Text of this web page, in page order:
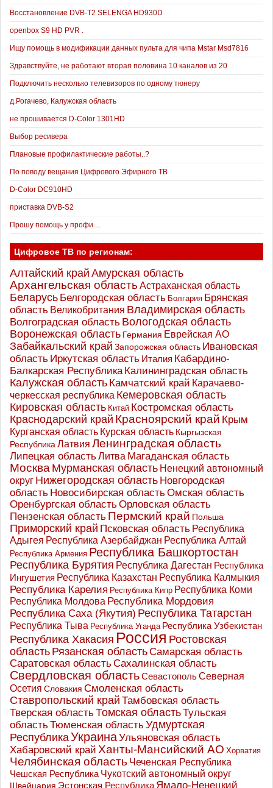
Восстановление DVB-T2 SELENGA HD930D
openbox S9 HD PVR .
Ищу помощь в модификации данных пульта для чипа Mstar Msd7816
Здравствуйте, не работают вторая половина 10 каналов из 20
Подключить несколько телевизоров по одному тюнеру
д.Рогачево, Калужская область
не прошивается D-Color 1301HD
Выбор ресивера
Плановые профилактические работы..?
По поводу вещания Цифрового Эфирного ТВ
D-Color DC910HD
приставка DVB-S2
Прошу помощь у профи....
Цифровое ТВ по регионам:
Алтайский край Амурская область
Архангельская область Астраханская область
Беларусь Белгородская область Болгария Брянская
область Великобритания Владимирская область
Волгоградская область Вологодская область
Воронежская область Германия Еврейская АО
Забайкальский край Запорожская область Ивановская
область Иркутская область Италия Кабардино-
Балкарская Республика Калининградская область
Калужская область Камчатский край Карачаево-
черкесская республика Кемеровская область
Кировская область Китай Костромская область
Краснодарский край Красноярский край Крым
Курганская область Курская область Кыргызская
Республика Латвия Ленинградская область
Липецкая областьЛитва Магаданская область
Москва Мурманская область Ненецкий автономный
округ Нижегородская область Новгородская
область Новосибирская областьОмская область
Оренбургская областьОрловская область
Пензенская область Пермский край Польша
Приморский край Псковская область Республика
Адыгея Республика Азербайджан Республика Алтай
Республика Армения Республика Башкортостан
Республика Бурятия Республика Дагестан Республика
Ингушетия Республика Казахстан Республика Калмыкия
Республика Карелия Республика Кипр Республика Коми
Республика Молдова Республика Мордовия
Республика Саха (Якутия) Республика Татарстан
Республика Тыва Республика Уганда Республика Узбекистан
Республика Хакасия Россия Ростовская
область Рязанская областьСамарская область
Саратовская областьСахалинская область
Свердловская областьСевастопольСеверная
Осетия Словакия Смоленская область
Ставропольский край Тамбовская область
Тверская областьТомская областьТульская
областьТюменская областьУдмуртская
РеспубликаУкраинаУльяновская область
Хабаровский край Ханты-Мансийский АО Хорватия
Челябинская область Чеченская Республика
Чешская Республика Чукотский автономный округ
Швейцария Эстонская Республика Ямало-Ненецкий